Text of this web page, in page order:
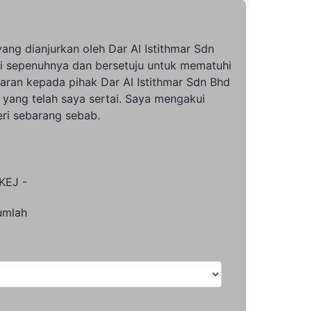
dianjurkan oleh Dar Al Istithmar Sdn
dan bersetuju untuk mematuhi
kepada pihak Dar Al Istithmar Sdn Bhd
telah saya sertai. Saya mengakui
sebarang sebab.
-